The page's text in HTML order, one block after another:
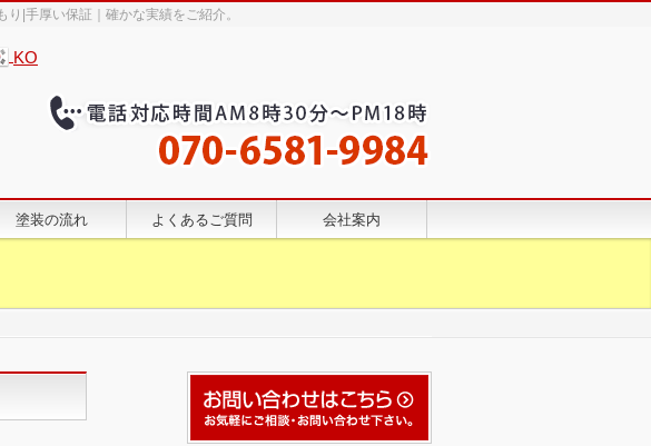
|手厚い保証｜確かな実績をご紹介。
KO
塗装の流れ よくあるご質問 会社案内